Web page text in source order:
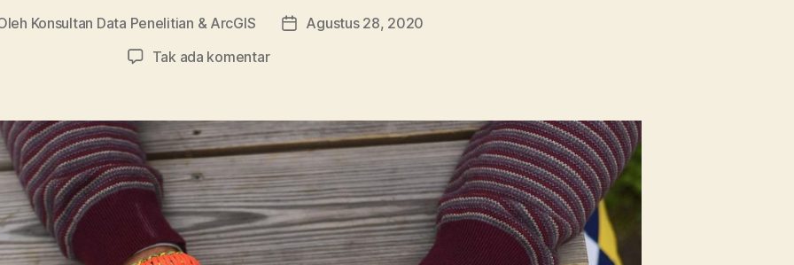
Konsultan Data Penelitian & ArcGIS
Tanggal
Agustus 28, 2020
Tak ada komentarpada
Mengetahui
Cara
Menggunakan
R-
Studio